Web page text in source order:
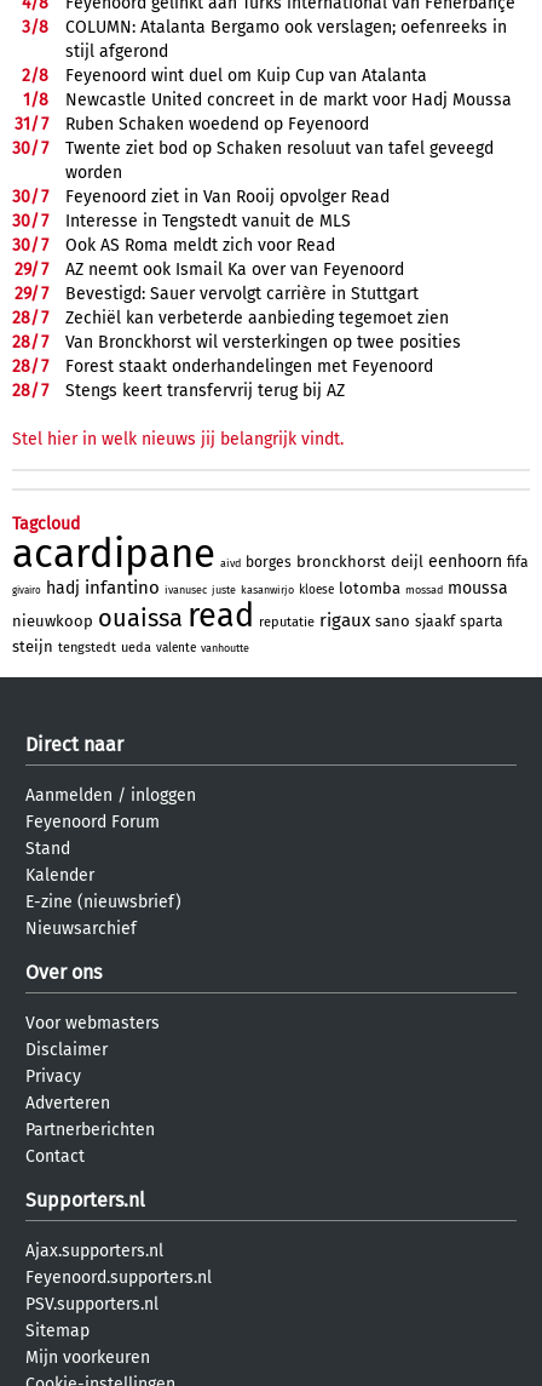
3/8
COLUMN: Atalanta Bergamo ook verslagen; oefenreeks in
stijl afgerond
2/8
Feyenoord wint duel om Kuip Cup van Atalanta
1/8
Newcastle United concreet in de markt voor Hadj Moussa
31/7
Ruben Schaken woedend op Feyenoord
30/7
Twente ziet bod op Schaken resoluut van tafel geveegd
worden
30/7
Feyenoord ziet in Van Rooij opvolger Read
30/7
Interesse in Tengstedt vanuit de MLS
30/7
Ook AS Roma meldt zich voor Read
29/7
AZ neemt ook Ismail Ka over van Feyenoord
29/7
Bevestigd: Sauer vervolgt carrière in Stuttgart
28/7
Zechiël kan verbeterde aanbieding tegemoet zien
28/7
Van Bronckhorst wil versterkingen op twee posities
28/7
Forest staakt onderhandelingen met Feyenoord
28/7 Stengs keert transfervrij terug bij AZ
Stel hier in welk nieuws jij belangrijk vindt.
Tagcloud
acardipane aivd borges bronckhorst deijl eenhoorn fifa
givairo hadj infantino ivanusec juste kasanwirjo kloese lotomba mossad moussa
nieuwkoop ouaissa read reputatie rigaux sano sjaakf sparta
steijn tengstedt ueda valente vanhoutte
Direct naar
Aanmelden / inloggen
Feyenoord Forum
Stand
Kalender
E-zine (nieuwsbrief)
Nieuwsarchief
Over ons
Voor webmasters
Disclaimer
Privacy
Adverteren
Partnerberichten
Contact
Supporters.nl
Ajax.supporters.nl
Feyenoord.supporters.nl
PSV.supporters.nl
Sitemap
Mijn voorkeuren